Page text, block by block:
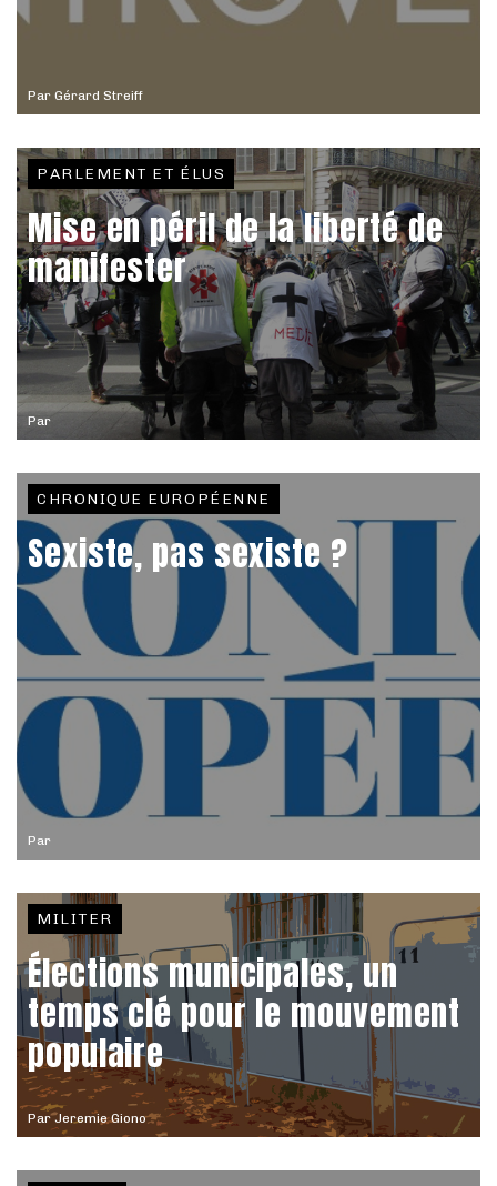
Par Gérard Streiff
Par
PARLEMENT ET ÉLUS
Mise en péril de la liberté de
manifester
Par
CHRONIQUE EUROPÉENNE
Sexiste, pas sexiste ?
ParJeremie Giono
MILITER
Élections municipales, un
temps clé pour le mouvement
populaire